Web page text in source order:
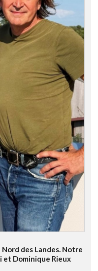
des Landes. Notre
et Dominique Rieux